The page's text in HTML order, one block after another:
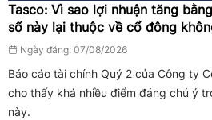
Tasco: Vì sao lợi nhuận tăng
số này lại thuộc về cổ đông
Ngày đăng: 07/08/2026
Báo cáo tài chính Quý 2 của Công ty
cho thấy khá nhiều điểm đáng chú ý
này.